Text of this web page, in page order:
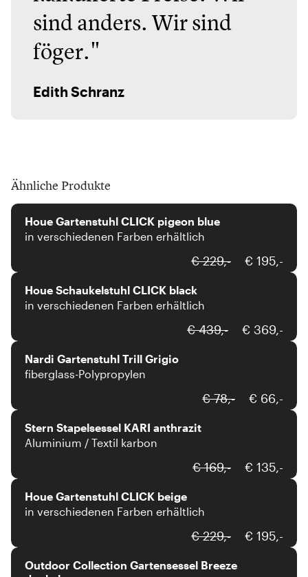
sind anders. Wir sind
föger."
Edith Schranz
Ähnliche Produkte
Houe Gartenstuhl CLICK pigeon blue
in verschiedenen Farben erhältlich
€ 229,- € 195,-
Houe
Houe Schaukelstuhl CLICK black
in verschiedenen Farben erhältlich
€ 439,- € 369,-
Nardi
Nardi Gartenstuhl Trill Grigio
fiberglass-Polypropylen
€ 78,- € 66,-
Stern
Stern Stapelsessel KARI anthrazit
Aluminium / Textil karbon
€ 169,- € 135,-
Houe
Houe Gartenstuhl CLICK beige
in verschiedenen Farben erhältlich
€ 229,- € 195,-
outdoor collection
Outdoor Collection Gartensessel Breeze